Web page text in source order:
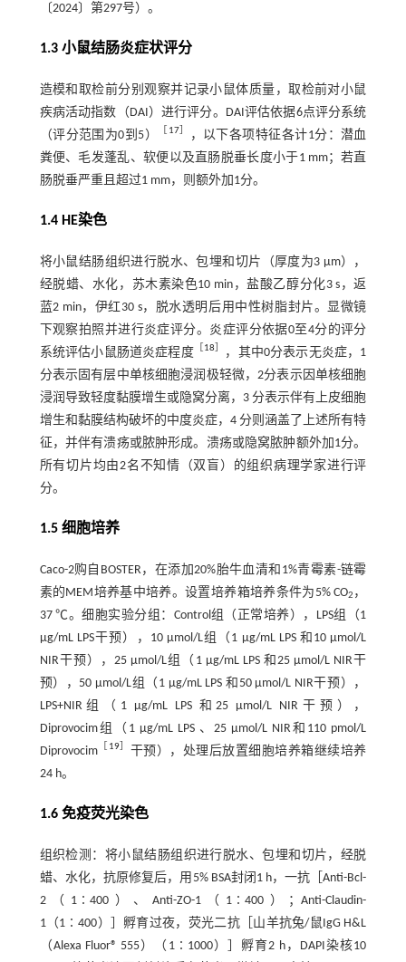
〔2024〕第297号）。
1.3 小鼠结肠炎症状评分
造模和取检前分别观察并记录小鼠体质量，取检前对小鼠
疾病活动指数（DAI）进行评分。DAI评估依据6点评分系统
（评分范围为0到5）
［ 17］
，以下各项特征各计1分：潜血
粪便、毛发蓬乱、软便以及直肠脱垂长度小于1 mm；若直
肠脱垂严重且超过1 mm，则额外加1分。
1.4 HE染色
将小鼠结肠组织进行脱水、包埋和切片（厚度为3 μm），
经脱蜡、水化，苏木素染色10 min，盐酸乙醇分化3 s，返
蓝2 min，伊红30 s，脱水透明后用中性树脂封片。显微镜
下观察拍照并进行炎症评分。炎症评分依据0至4分的评分
系统评估小鼠肠道炎症程度［18］
，其中0分表示无炎症，1
分表示固有层中单核细胞浸润极轻微，2分表示因单核细胞
浸润导致轻度黏膜增生或隐窝分离，3 分表示伴有上皮细胞
增生和黏膜结构破坏的中度炎症，4 分则涵盖了上述所有特
征，并伴有溃疡或脓肿形成。溃疡或隐窝脓肿额外加1分。
所有切片均由2名不知情（双盲）的组织病理学家进行评
分。
1.5 细胞培养
Caco-2购自BOSTER，在添加20%胎牛血清和1%青霉素-链霉
素的MEM培养基中培养。设置培养箱培养条件为5% CO2 ，
37 ℃。细胞实验分组：Control组（正常培养），LPS组（1
μg/mL LPS干预），10 µmol/L组（1 μg/mL LPS 和10 μmol/L
NIR干预），25 µmol/L组（1 μg/mL LPS 和25 μmol/L NIR干
预），50 µmol/L组（1 μg/mL LPS 和50 μmol/L NIR干预），
LPS+NIR组（1 μg/mL LPS 和25 μmol/L NIR干预），
Diprovocim组（1 μg/mL LPS 、25 μmol/L NIR和110 pmol/L
Diprovocim ［ 19］ 干预），处理后放置细胞培养箱继续培养
24 h。
1.6 免疫荧光染色
组织检测：将小鼠结肠组织进行脱水、包埋和切片，经脱
蜡、水化，抗原修复后，用5% BSA封闭1 h，一抗［Anti-Bcl-
2（1∶400）、Anti-ZO-1（1∶400）；Anti-Claudin-
1（1∶400）］孵育过夜，荧光二抗［山羊抗兔/鼠IgG H&L
（Alexa Fluor® 555）（1∶1000）］孵育2 h，DAPI染核10